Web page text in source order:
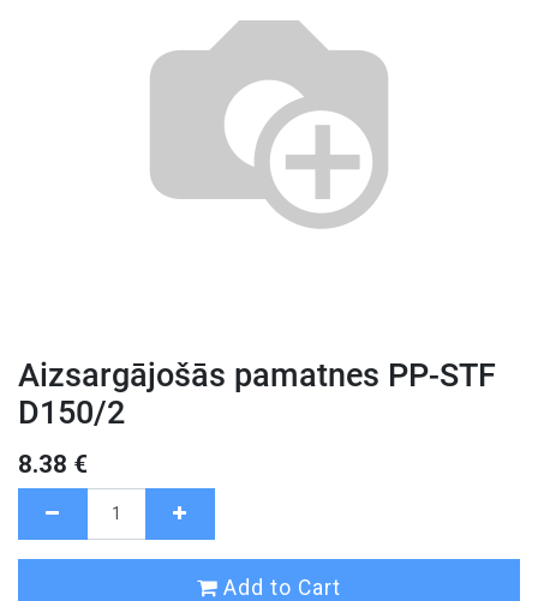
Aizsargājošās pamatnes PP-STF
D150/2
8.38 €
Add to Cart